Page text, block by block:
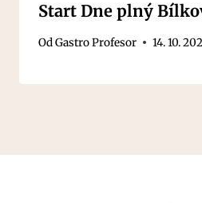
Start Dne plný
OdGastro Profesor 14. 10.